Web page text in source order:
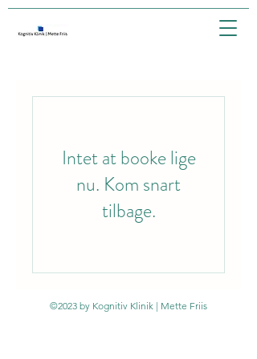
Intet at booke lige
nu. Kom snart
tilbage.
©2023 by Kognitiv Klinik | Mette Friis